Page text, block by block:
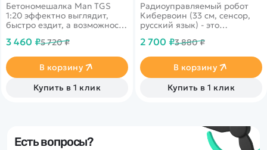
Бетономешалка Man TGS
1:20 эффектно выглядит,
быстро ездит, а возможность
параметрами
подарит множество
увлекательных часов игры
вашему ребёнку.
3 460 ₽5 720 ₽
В корзину
Купить в 1 клик
Радиоуправляемый робот
Кибервоин (33 см, сенсор,
русский язык) - это
многофункциональный
Кибервоин, который может
ходить, танцевать и
запоминать разные
команды.
2 700 ₽3 880 ₽
В корзину
Купить в 1 клик
Есть вопросы?